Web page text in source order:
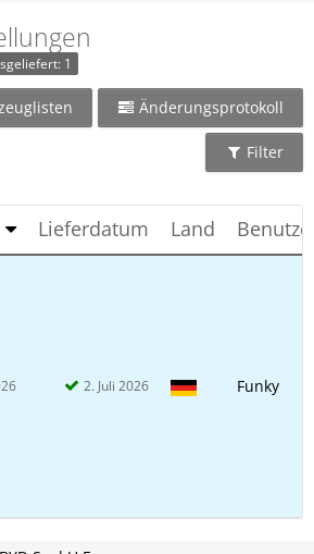
1
Änderungsprotokoll
Filter
Lieferdatum Land
2. Juli 2026 Funky